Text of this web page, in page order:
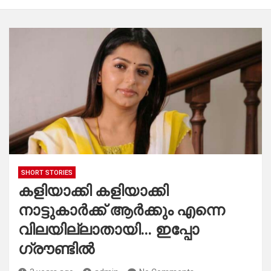
SHORT STORIES
കളിയാക്കി കളിയാക്കി
നാട്ടുകാർക്ക് ആർക്കും എന്നെ
വിലയില്ലാതായി… ഇപ്പോ
ഗ്രൗണ്ടിൽ